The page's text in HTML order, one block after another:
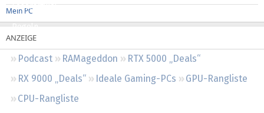
Leserartikel
Regeln
Podcast RAMageddon
RTX 5000 „Deals“
RX 9000 „Deals“
Ideale Gaming-PCs
GPU-Rangliste
CPU-Rangliste
Mein PC